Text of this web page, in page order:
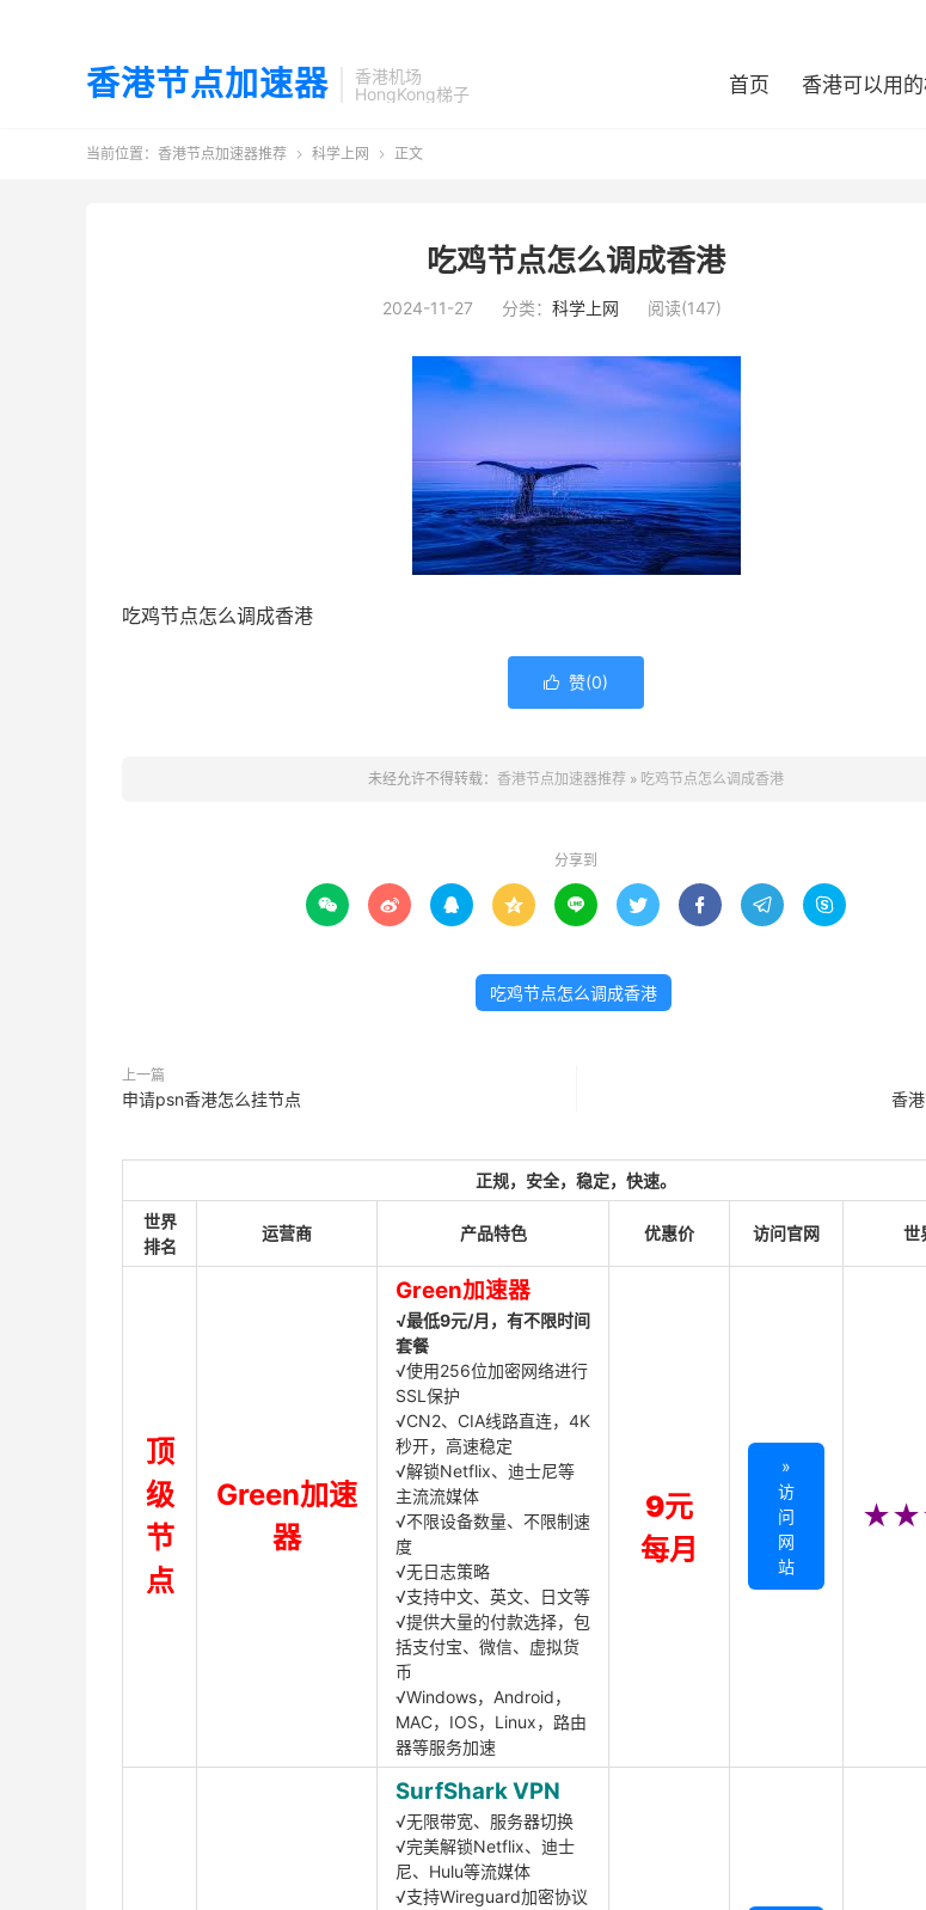
香港节点加速器
香港机场
HongKong梯子
首页 香港可以用
当前位置： 香港节点加速器推荐  科学上网  正文
吃鸡节点怎么调成香港
2024-11-27 分类： 科学上网 阅读(147)
吃鸡节点怎么调成香港
 赞(0)
未经允许不得转载： 香港节点加速器推荐 » 吃鸡节点怎么调成香港
分享到
        
吃鸡节点怎么调成香港
上一篇
申请psn香港怎么挂节点 香
正规，安全，稳定，快速。
世界
排名
运营商 产品特色 优惠价 访问官网 世
顶
级
节
点
Green加速
器
Green加速器
√最低9元/月，有不限时间
套餐
√使用256位加密网络进行
SSL保护
√CN2、CIA线路直连，4K
秒开，高速稳定
√解锁Netflix、迪士尼等
主流流媒体
√不限设备数量、不限制速
度
√无日志策略
√支持中文、英文、日文等
√提供大量的付款选择，包
括支付宝、微信、虚拟货
币
√Windows，Android，
MAC，IOS，Linux，路由
器等服务加速
9元
每月
»
访
问
网
站
SurfShark VPN
√无限带宽、服务器切换
√完美解锁Netflix、迪士
尼、Hulu等流媒体
√支持Wireguard加密协议